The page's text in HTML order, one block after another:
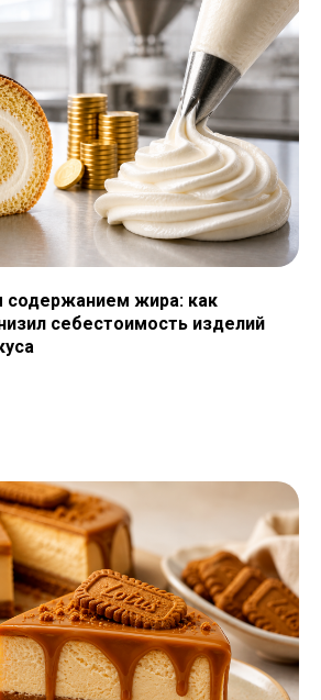
содержанием жира: как
себестоимость изделий